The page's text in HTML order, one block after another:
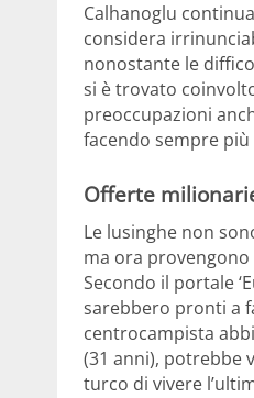
Calhanoglu
considera
nonostante le
si è trovato
preoccupazioni
facendo sempre
Offerte
Le lusinghe non
ma ora provengono
Secondo il portale
sarebbero pronti a
centrocampista
(31 anni), potrebbe
turco di vivere